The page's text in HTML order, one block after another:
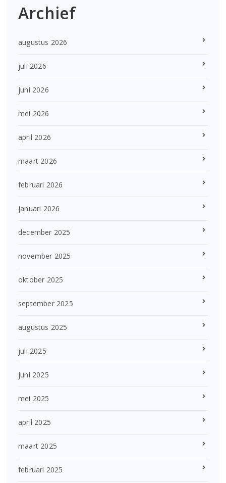
Archief
augustus 2026
juli 2026
juni 2026
mei 2026
april 2026
maart 2026
februari 2026
januari 2026
december 2025
november 2025
oktober 2025
september 2025
augustus 2025
juli 2025
juni 2025
mei 2025
april 2025
maart 2025
februari 2025